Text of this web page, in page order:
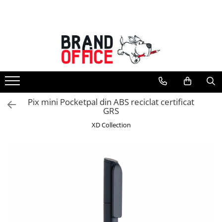
Unitate Protejata - PRODUCTIE
Hartie copiator si produse
tipografice
Produse consumabile din hartie
Detergenti si dezinfectanti
Pix mini Pocketpal din ABS reciclat certificat
GRS
XD Collection